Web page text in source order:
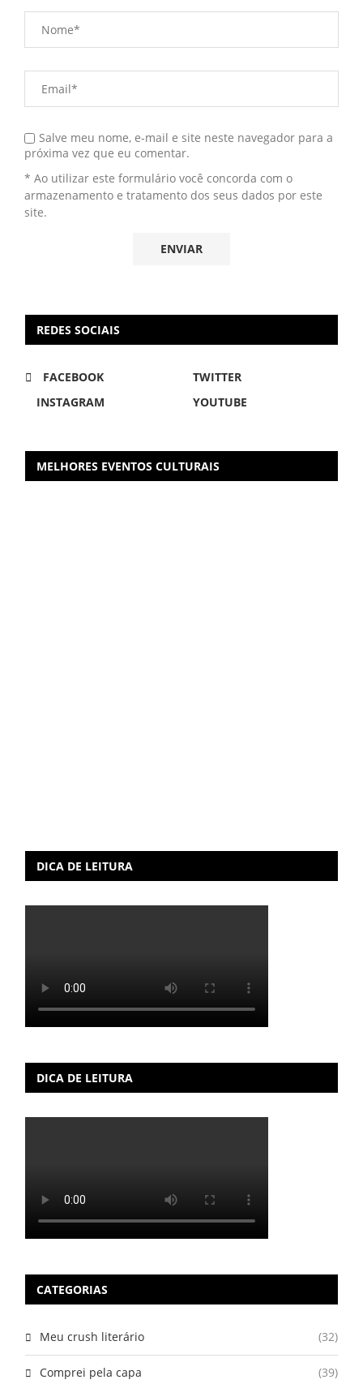
Salve meu nome, e-mail e site neste navegador para a
próxima vez que eu comentar.
* Ao utilizar este formulário você concorda com o
armazenamento e tratamento dos seus dados por este
site.
REDES SOCIAIS
FACEBOOK
TWITTER
INSTAGRAM
YOUTUBE
MELHORES EVENTOS CULTURAIS
DICA DE LEITURA
DICA DE LEITURA
CATEGORIAS
Meu crush literário (32)
Comprei pela capa (39)